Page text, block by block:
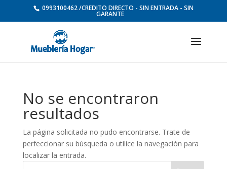
0993100462 /CREDITO DIRECTO - SIN ENTRADA - SIN
GARANTE
No se encontraron
resultados
La página solicitada no pudo encontrarse. Trate de
perfeccionar su búsqueda o utilice la navegación para
localizar la entrada.